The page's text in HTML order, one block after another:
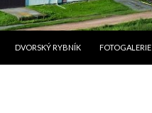
DVORSKÝ RYBNÍK FOTOGALERIE